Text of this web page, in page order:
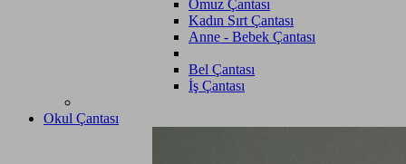
Omuz Çantası
Kadın Sırt Çantası
Anne - Bebek Çantası
Bel Çantası
İş Çantası
Okul Çantası